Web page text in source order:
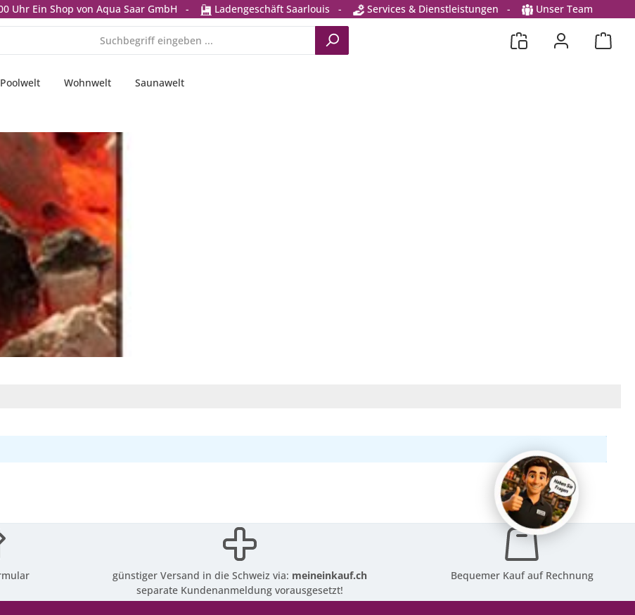
Uhr Ein Shop von Aqua Saar GmbH - Ladengeschäft Saarlouis - Services & Dienstleistungen - Unser Team
Poolwelt Wohnwelt Saunawelt
günstiger Versand in die Schweiz via: meineinkauf.ch
separate Kundenanmeldung vorausgesetzt!
Bequemer Kauf auf Rechnung